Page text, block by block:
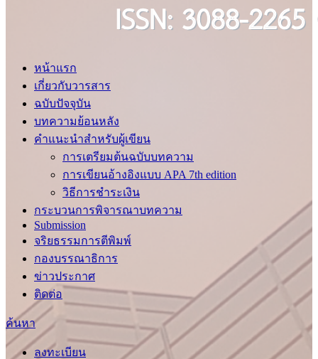
หน้าแรก
เกี่ยวกับวารสาร
ฉบับปัจจุบัน
บทความย้อนหลัง
คำแนะนำสำหรับผู้เขียน
การเตรียมต้นฉบับบทความ
การเขียนอ้างอิงแบบ APA 7th edition
วิธีการชำระเงิน
กระบวนการพิจารณาบทความ
Submission
จริยธรรมการตีพิมพ์
กองบรรณาธิการ
ข่าวประกาศ
ติดต่อ
ค้นหา
ลงทะเบียน